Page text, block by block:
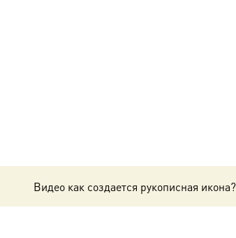
Видео как создается рукописная икона?